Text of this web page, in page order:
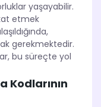
yaşayabilir.
etmek
gerekmektedir.
bu süreçte yol
Kodlarının